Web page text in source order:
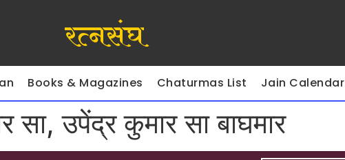
रत्नसंघ
Books & Magazines Chaturmas List Jain Calendar
सा, उपेंद्र कुमार सा बाघमार